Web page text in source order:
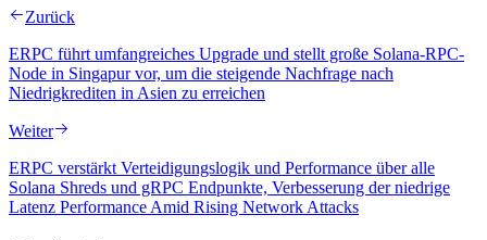
Zurück
ERPC führt umfangreiches Upgrade und stellt große Solana-RPC-
Node in Singapur vor, um die steigende Nachfrage nach
Niedrigkrediten in Asien zu erreichen
Weiter
ERPC verstärkt Verteidigungslogik und Performance über alle
Solana Shreds und gRPC Endpunkte, Verbesserung der niedrige
Latenz Performance Amid Rising Network Attacks